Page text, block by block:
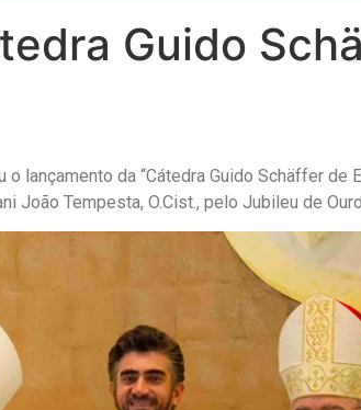
Guido
o lançamento da “Cátedra Guido Schäffer
João Tempesta, O.Cist., pelo Jubileu de